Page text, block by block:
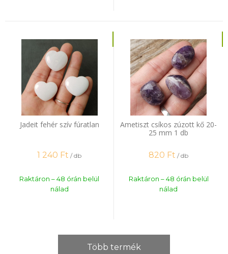
Jadeit fehér szív fúratlan
1 240 Ft / db
Raktáron – 48 órán belül
nálad
Ametiszt csíkos zúzott kő 20-
25 mm 1 db
820 Ft / db
Raktáron – 48 órán belül
nálad
Több termék